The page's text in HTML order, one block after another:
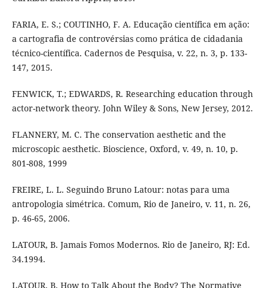
FARIA, E. S.; COUTINHO, F. A. Educação científica em ação:
a cartografia de controvérsias como prática de cidadania
técnico-científica. Cadernos de Pesquisa, v. 22, n. 3, p. 133-
147, 2015.
FENWICK, T.; EDWARDS, R. Researching education through
actor-network theory. John Wiley & Sons, New Jersey, 2012.
FLANNERY, M. C. The conservation aesthetic and the
microscopic aesthetic. Bioscience, Oxford, v. 49, n. 10, p.
801-808, 1999
FREIRE, L. L. Seguindo Bruno Latour: notas para uma
antropologia simétrica. Comum, Rio de Janeiro, v. 11, n. 26,
p. 46-65, 2006.
LATOUR, B. Jamais Fomos Modernos. Rio de Janeiro, RJ: Ed.
34.1994.
LATOUR, B. How to Talk About the Body? The Normative